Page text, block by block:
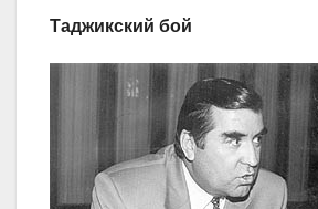
Таджикский бой